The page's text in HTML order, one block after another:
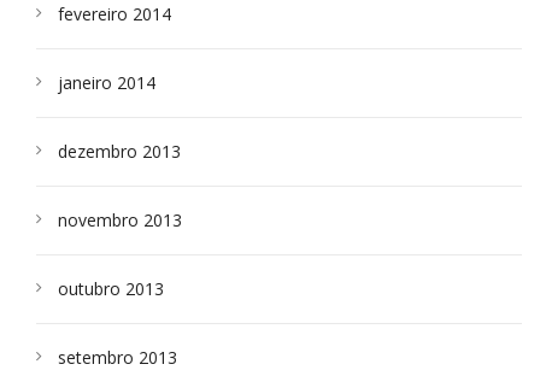
fevereiro 2014
janeiro 2014
dezembro 2013
novembro 2013
outubro 2013
setembro 2013